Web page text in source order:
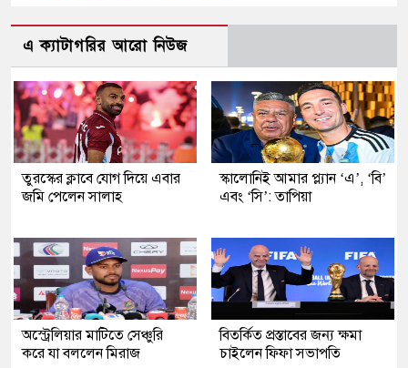
এ ক্যাটাগরির আরো নিউজ
তুরস্কের ক্লাবে যোগ দিয়ে এবার
জমি পেলেন সালাহ
স্কালোনিই আমার প্ল্যান ‘এ’, ‘বি’
এবং ‘সি’: তাপিয়া
অস্ট্রেলিয়ার মাটিতে সেঞ্চুরি
করে যা বললেন মিরাজ
বিতর্কিত প্রস্তাবের জন্য ক্ষমা
চাইলেন ফিফা সভাপতি